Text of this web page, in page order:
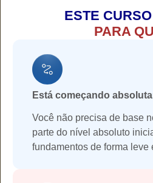
ESTE
PARA
Está começando
Você não precisa de base
parte do nível absoluto
fundamentos de forma leve